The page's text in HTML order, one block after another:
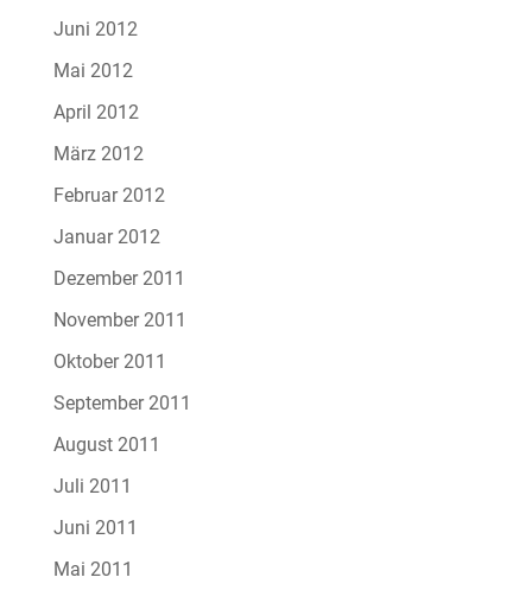
Juni 2012
Mai 2012
April 2012
März 2012
Februar 2012
Januar 2012
Dezember 2011
November 2011
Oktober 2011
September 2011
August 2011
Juli 2011
Juni 2011
Mai 2011